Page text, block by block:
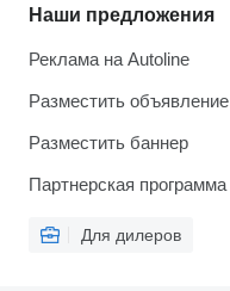
Наши предложения
Реклама на Autoline
Разместить объявление
Разместить баннер
Партнерская программа
Для дилеров